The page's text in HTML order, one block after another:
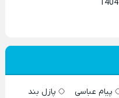
پیام عباسی
پازل بند